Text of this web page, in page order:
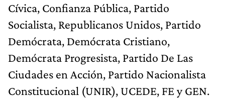
Cívica, Confianza Pública, Partido
Socialista, Republicanos Unidos, Partido
Demócrata, Demócrata Cristiano,
Demócrata Progresista, Partido De Las
Ciudades en Acción, Partido Nacionalista
Constitucional (UNIR), UCEDE, FE y GEN.